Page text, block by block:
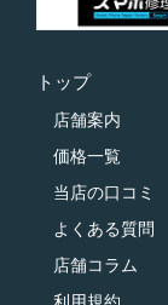
トップ
店舗案内
価格一覧
当店の口コミ
よくある質問
店舗コラム